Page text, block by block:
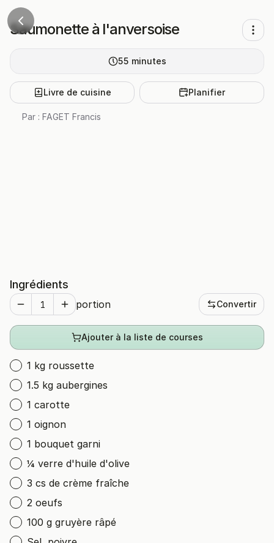
Saumonette à l'anversoise
55 minutes
Livre de cuisine Planifier
Par : FAGET Francis
Ingrédients
portion Convertir
Ajouter à la liste de courses
1 kg roussette
1.5 kg aubergines
1 carotte
1 oignon
1 bouquet garni
¼ verre d'huile d'olive
3 cs de crème fraîche
2 oeufs
100 g gruyère râpé